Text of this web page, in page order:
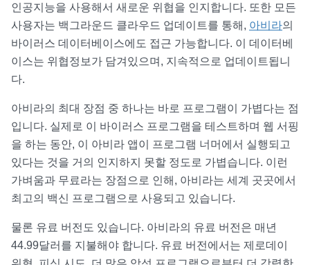
인공지능을 사용해서 새로운 위협을 인지합니다. 또한 모든
사용자는 백그라운드 클라우드 업데이트를 통해, 아비라의
바이러스 데이터베이스에도 접근 가능합니다. 이 데이터베
이스는 위협정보가 담겨있으며, 지속적으로 업데이트됩니
다.
아비라의 최대 장점 중 하나는 바로 프로그램이 가볍다는 점
입니다. 실제로 이 바이러스 프로그램을 테스트하며 웹 서핑
을 하는 동안, 이 아비라 앱이 프로그램 너머에서 실행되고
있다는 것을 거의 인지하지 못할 정도로 가볍습니다. 이런
가벼움과 무료라는 장점으로 인해, 아비라는 세계 곳곳에서
최고의 백신 프로그램으로 사용되고 있습니다.
물론 유료 버전도 있습니다. 아비라의 유료 버전은 매년
44.99달러를 지불해야 합니다. 유료 버전에서는 제로데이